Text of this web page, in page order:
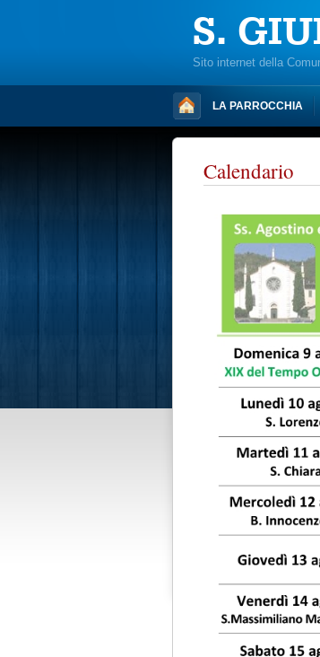
S.
Sito internet della
LA PARROCCHIA
Calendario